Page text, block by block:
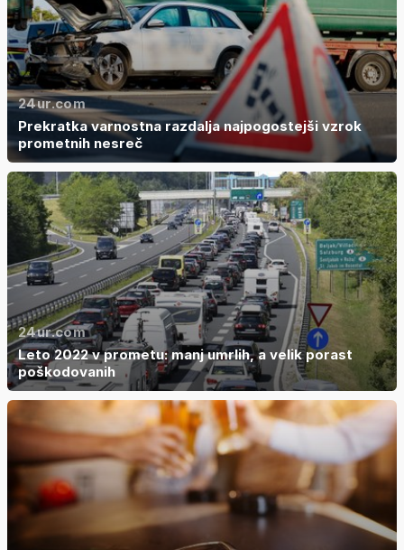
24ur.com
Prekratka varnostna razdalja najpogostejši vzrok
prometnih nesreč
24ur.com
Leto 2022 v prometu: manj umrlih, a velik porast
poškodovanih